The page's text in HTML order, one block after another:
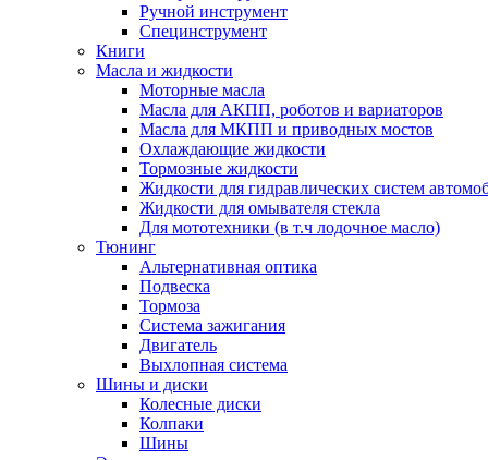
Ручной инструмент
Специнструмент
Книги
Масла и жидкости
Моторные масла
Масла для АКПП, роботов и вариаторов
Масла для МКПП и приводных мостов
Охлаждающие жидкости
Тормозные жидкости
Жидкости для гидравлических систем
Жидкости для омывателя стекла
Для мототехники (в т.ч лодочное масло)
Тюнинг
Альтернативная оптика
Подвеска
Тормоза
Система зажигания
Двигатель
Выхлопная система
Шины и диски
Колесные диски
Колпаки
Шины